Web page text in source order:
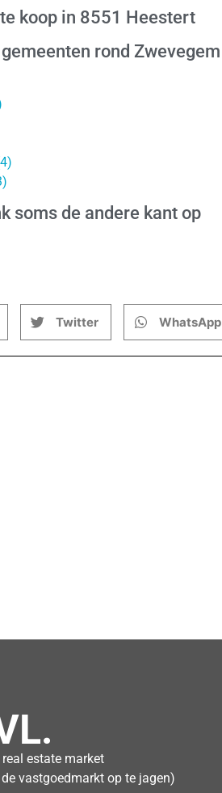
koop in 8551 Heestert
rond Zwevegem
soms de andere kant op
Twitter WhatsApp
estate market
vastgoedmarkt op te jagen)